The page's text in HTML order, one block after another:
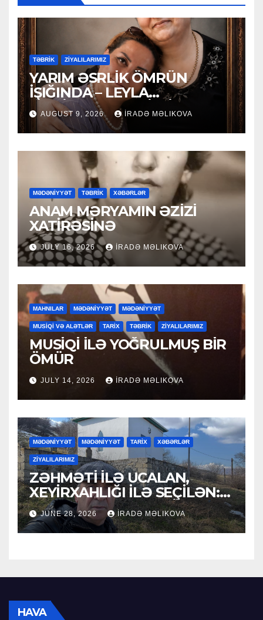
TƏBRİK ZİYALILARIMIZ
YARIM ƏSRLİK ÖMRÜN
İŞIĞINDA – LEYLA
MƏCİDOVAYA 50 İLLİK
YUBİLEY TƏBRİKİ
AUGUST 9, 2026 İRADƏ MƏLIKOVA
MƏDƏNİYYƏT TƏBRİK XƏBƏRLƏR
ANAM MƏRYAMIN ƏZİZİ
XATİRƏSİNƏ
JULY 16, 2026 İRADƏ MƏLIKOVA
MAHNILAR MƏDƏNİYYƏT MƏDƏNİYYƏT
MUSİQİ VƏ ALƏTLƏR TARİX TƏBRİK ZİYALILARIMIZ
MUSİQİ İLƏ YOĞRULMUŞ BİR
ÖMÜR
JULY 14, 2026 İRADƏ MƏLIKOVA
MƏDƏNİYYƏT MƏDƏNİYYƏT TARİX XƏBƏRLƏR
ZİYALILARIMIZ
ZƏHMƏTİ İLƏ UCALAN,
XEYİRXAHLIĞI İLƏ SEÇİLƏN:
HACI RAMAZAN QULİYEV
JUNE 28, 2026 İRADƏ MƏLIKOVA
HAVA